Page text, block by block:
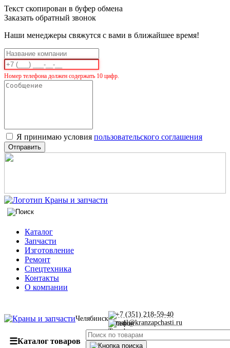
Текст скопирован в буфер обмена
Заказать обратный звонок
Наши менеджеры свяжутся с вами в ближайшее время!
Номер телефона должен содержать 10 цифр.
Я принимаю условия пользовательского соглашения
Отправить
Каталог
Запчасти
Изготовление
Ремонт
Спецтехника
Контакты
О компании
Челябинск
+7 (351) 218-59-40
mail@kranzapchasti.ru
☰Каталог товаров